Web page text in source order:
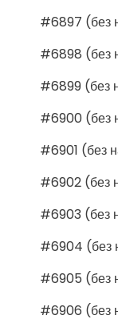
#6897 (без
#6898 (без
#6899 (без
#6900 (без
#6901 (без
#6902 (без
#6903 (без
#6904 (без
#6905 (без
#6906 (без